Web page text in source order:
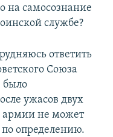
на самосознание
службе?
ответить
Союза
было
ужасов двух
армии не может
определению.